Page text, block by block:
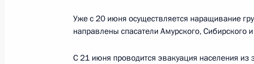
Антон Алиханов назначен временно
губернатора Калининградской области
Уже с 20 июня осуществляется наращивание
направлены спасатели Амурского, Сибирского
С 21 июня проводится эвакуация населения из